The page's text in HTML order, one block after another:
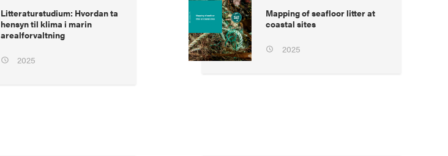
Litteraturstudium: Hvordan ta
hensyn til klima i marin
arealforvaltning
2025
Mapping of seafloor litter at
coastal sites
2025